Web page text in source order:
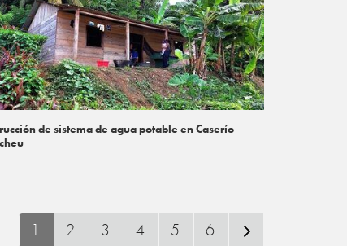
de sistema de agua potable en Caserío
1 2 3 4 5 6